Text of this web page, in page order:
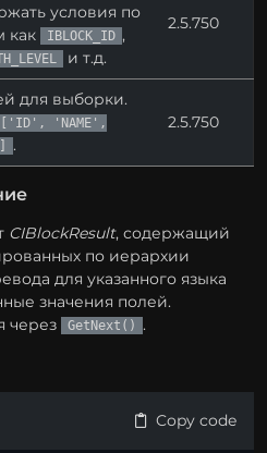
условия по
как
IBLOCK_ID ,
и т.д.
2.5.750
для выборки.
['ID', 'NAME',
.
2.5.750
CIBlockResult, содержащий
по иерархии
для указанного языка
значения полей.
через
GetNext() .
Copy code